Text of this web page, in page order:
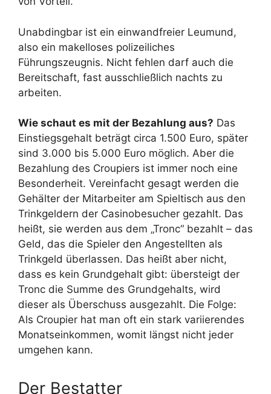
Unabdingbar ist ein einwandfreier Leumund,
also ein makelloses polizeiliches
Führungszeugnis. Nicht fehlen darf auch die
Bereitschaft, fast ausschließlich nachts zu
arbeiten.
Wie schaut es mit der Bezahlung aus? Das
Einstiegsgehalt beträgt circa 1.500 Euro, später
sind 3.000 bis 5.000 Euro möglich. Aber die
Bezahlung des Croupiers ist immer noch eine
Besonderheit. Vereinfacht gesagt werden die
Gehälter der Mitarbeiter am Spieltisch aus den
Trinkgeldern der Casinobesucher gezahlt. Das
heißt, sie werden aus dem „Tronc“ bezahlt – das
Geld, das die Spieler den Angestellten als
Trinkgeld überlassen. Das heißt aber nicht,
dass es kein Grundgehalt gibt: übersteigt der
Tronc die Summe des Grundgehalts, wird
dieser als Überschuss ausgezahlt. Die Folge:
Als Croupier hat man oft ein stark variierendes
Monatseinkommen, womit längst nicht jeder
umgehen kann.
Der Bestatter